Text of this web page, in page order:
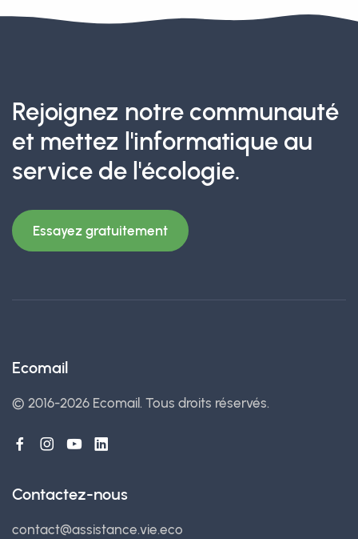
Rejoignez notre communauté
et mettez l'informatique au
service de l'écologie.
Essayez gratuitement
Ecomail
© 2016-2026 Ecomail. Tous droits réservés.
Contactez-nous
contact@assistance.vie.eco